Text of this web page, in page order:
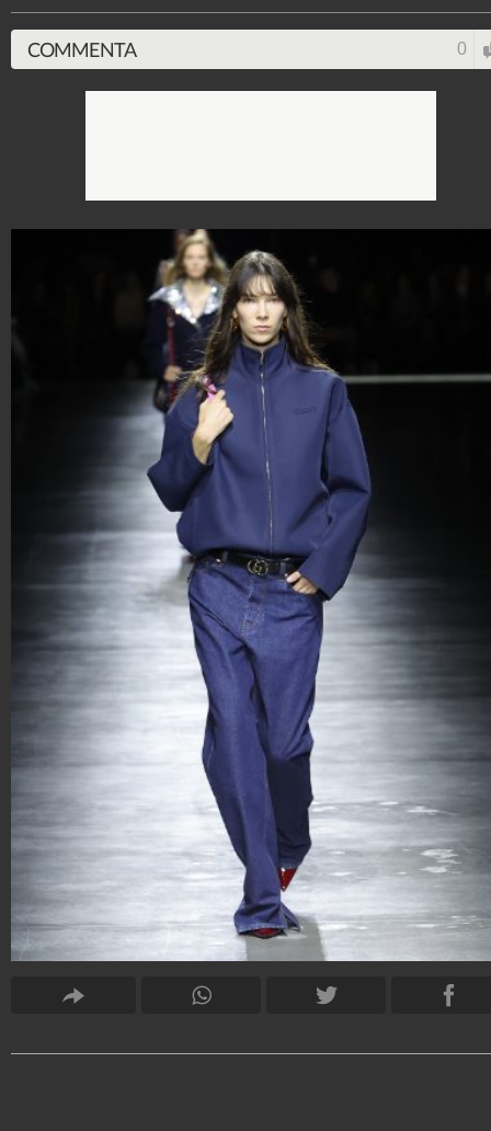
1.515.210.117-1.957 video-138.076 foto
COMMENTA 0